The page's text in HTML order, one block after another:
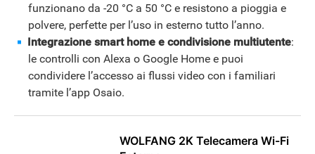
funzionano da -20 °C a 50 °C e resistono a pioggia e
polvere, perfette per l’uso in esterno tutto l’anno.
Integrazione smart home e condivisione multiutente:
le controlli con Alexa o Google Home e puoi
condividere l’accesso ai flussi video con i familiari
tramite l’app Osaio.
WOLFANG 2K Telecamera Wi-Fi